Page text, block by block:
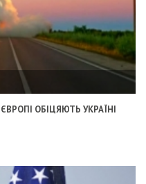
ОБІЦЯЮТЬ УКРАЇНІ